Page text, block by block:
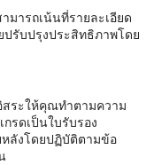
ารถเน้นที่รายละเอียด
รับปรุงประสิทธิภาพโดย
สระให้คุณทำตามความ
รดเป็นใบรับรอง
หลังโดยปฏิบัติตามข้อ